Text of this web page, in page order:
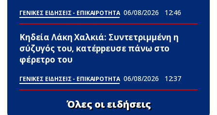
ΓΕΝΙΚΕΣ ΕΙΔΗΣΕΙΣ - ΕΠΙΚΑΙΡΟΤΗΤΑ 06/08/2026 12:46
Κηδεία Λάκη Χαλκιά: Συντετριμμένη η
σύζυγός του, κατέppευσε πάνω στο
φέρετρο του
ΓΕΝΙΚΕΣ ΕΙΔΗΣΕΙΣ - ΕΠΙΚΑΙΡΟΤΗΤΑ 06/08/2026 12:37
Όλες οι ειδήσεις